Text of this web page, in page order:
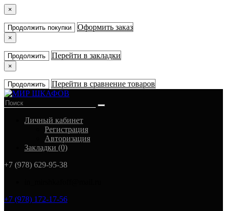
×
Продолжить покупки Оформить заказ
×
Продолжить Перейти в закладки
×
Продолжить Перейти в сравнение товаров
Личный кабинет
Регистрация
Авторизация
Закладки (0)
+7 (978) 629-95-38
+7 (978) 172-17-56